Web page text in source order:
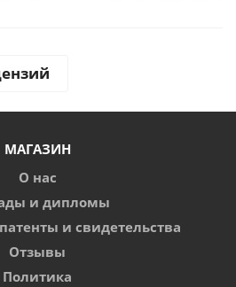
МАГАЗИН
О нас
и дипломы
и свидетельства
Отзывы
Политика